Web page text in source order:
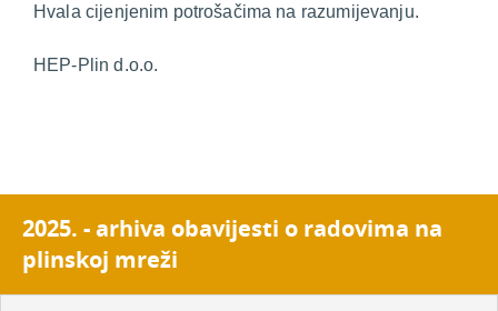
Hvala cijenjenim potrošačima na razumijevanju.
HEP-Plin d.o.o.
2025. - arhiva obavijesti o radovima na
plinskoj mreži